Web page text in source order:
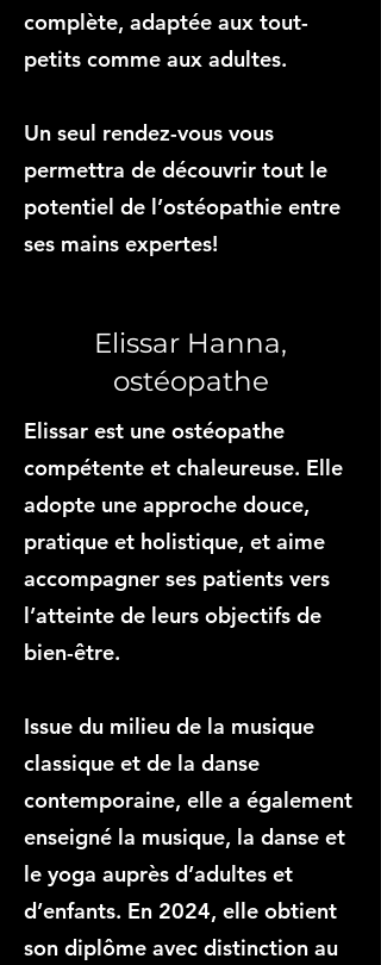
complète, adaptée aux tout-
petits comme aux adultes.
Un seul rendez-vous vous
permettra de découvrir tout le
potentiel de l’ostéopathie entre
ses mains expertes!
Elissar Hanna,
ostéopathe
Elissar est une ostéopathe
compétente et chaleureuse. Elle
adopte une approche douce,
pratique et holistique, et aime
accompagner ses patients vers
l’atteinte de leurs objectifs de
bien-être.
Issue du milieu de la musique
classique et de la danse
contemporaine, elle a également
enseigné la musique, la danse et
le yoga auprès d’adultes et
d’enfants. En 2024, elle obtient
son diplôme avec distinction au